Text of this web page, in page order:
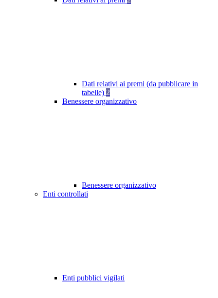
Dati relativi ai premi (da pubblicare in
tabelle) 2
Benessere organizzativo
Benessere organizzativo
Enti controllati
Enti pubblici vigilati